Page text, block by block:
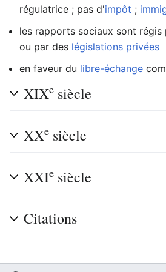
régulatrice ; pas d'impôt ;
les rapports sociaux sont régis
ou par des législations privées
en faveur du libre-échange
XIXe siècle
XXe siècle
XXIe siècle
Citations